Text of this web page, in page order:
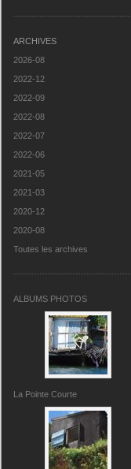
ARCHIVES
2026-08
2022-12
2022-09
2022-08
2022-07
2022-06
2021-05
2021-03
2020-12
2020-08
Toutes les archives
ALBUMS PHOTOS
La Pointe Courte